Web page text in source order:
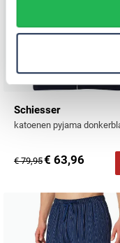
Schiesser
€ 79,95€ 63,96